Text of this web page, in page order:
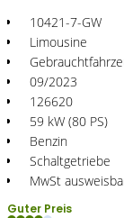
10421-7-GW
Limousine
09/2023
126620
59 kW (80 PS)
Benzin
Schaltgetriebe
MwSt
Guter Preis